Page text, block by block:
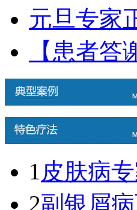
元旦专家
【患者
1 皮肤病
2副银屑